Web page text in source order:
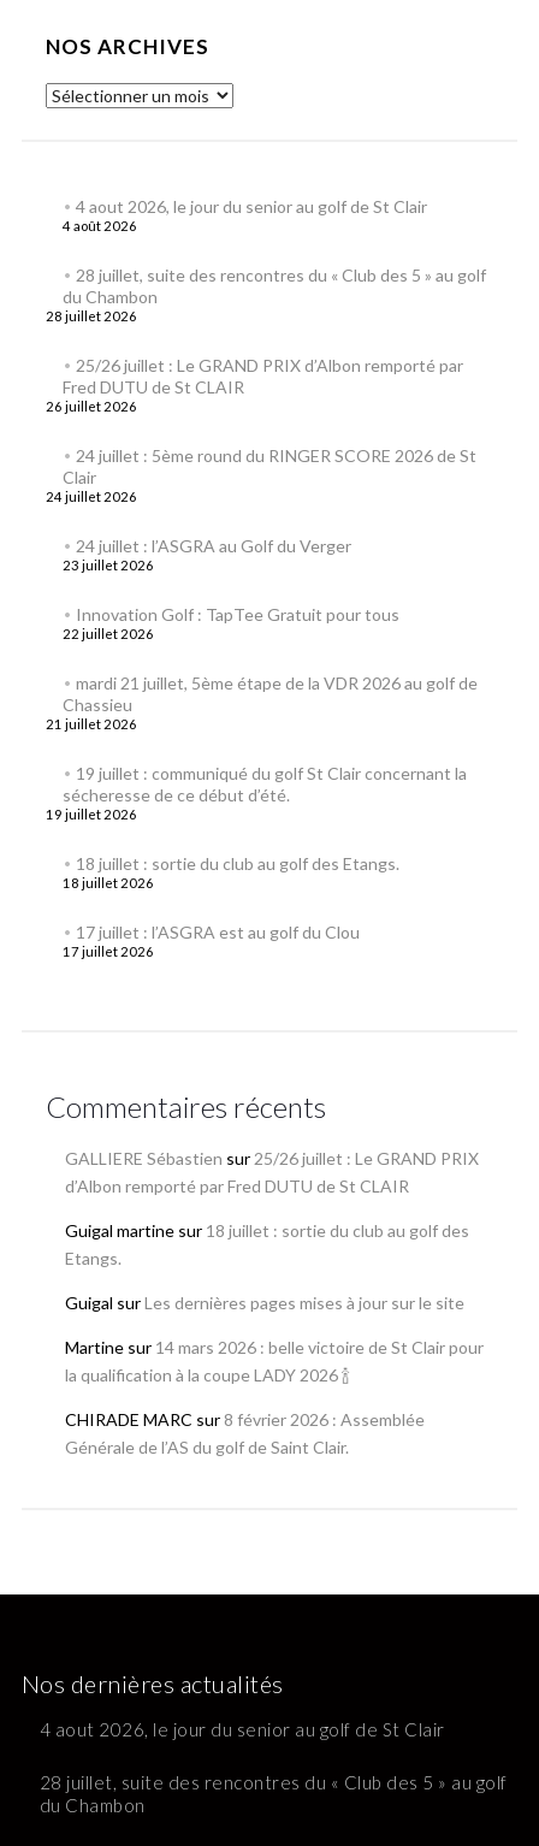
NOS ARCHIVES
4 aout 2026, le jour du senior au golf de St Clair
4 août 2026
28 juillet, suite des rencontres du « Club des 5 » au golf
du Chambon
28 juillet 2026
25/26 juillet : Le GRAND PRIX d’Albon remporté par
Fred DUTU de St CLAIR
26 juillet 2026
24 juillet : 5ème round du RINGER SCORE 2026 de St
Clair
24 juillet 2026
24 juillet : l’ASGRA au Golf du Verger
23 juillet 2026
Innovation Golf : TapTee Gratuit pour tous
22 juillet 2026
mardi 21 juillet, 5ème étape de la VDR 2026 au golf de
Chassieu
21 juillet 2026
19 juillet : communiqué du golf St Clair concernant la
sécheresse de ce début d’été.
19 juillet 2026
18 juillet : sortie du club au golf des Etangs.
18 juillet 2026
17 juillet : l’ASGRA est au golf du Clou
17 juillet 2026
Commentaires récents
GALLIERE Sébastien sur 25/26 juillet : Le GRAND PRIX
d’Albon remporté par Fred DUTU de St CLAIR
Guigal martinesur 18 juillet : sortie du club au golf des
Etangs.
Guigal surLes dernières pages mises à jour sur le site
Martinesur 14 mars 2026 : belle victoire de St Clair pour
la qualification à la coupe LADY 2026 🍾
CHIRADE MARC sur 8 février 2026 : Assemblée
Générale de l’AS du golf de Saint Clair.
Nos dernières actualités
4 aout 2026, le jour du senior au golf de St Clair
28 juillet, suite des rencontres du « Club des 5 » au golf
du Chambon